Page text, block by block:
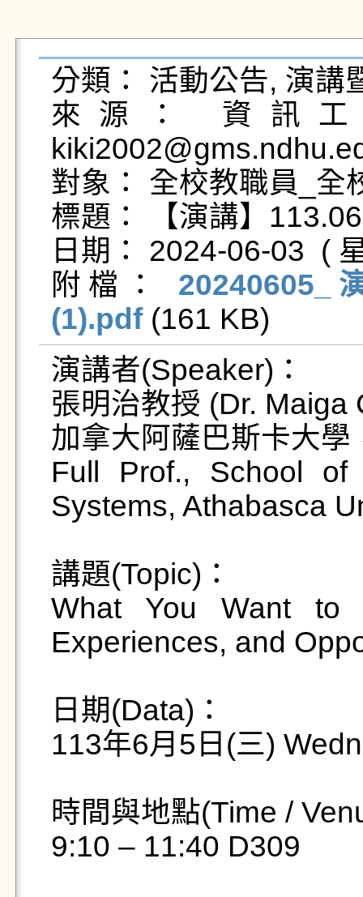
分類： 活動公告, 演講
來源： 資訊
對象： 全校教職員_全
標題： 【演講】
日期： 2024-06-03  (
附檔： 20240605_
(1).pdf (161 KB)
演講者(Speaker)：
張明治教授 (Dr. Maiga
加拿大阿薩巴斯卡大
Full Prof., School of
Systems, Athabasca
講題(Topic)：
What You Want to
Experiences, and
日期(Data)：
113年6月5日(三)
時間與地點(Time /
9:10 – 11:40 D309